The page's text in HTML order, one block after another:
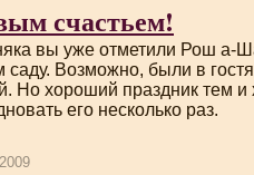
счастьем!
вы уже отметили Рош а-
саду. Возможно, были в
Но хороший праздник тем
его несколько раз.